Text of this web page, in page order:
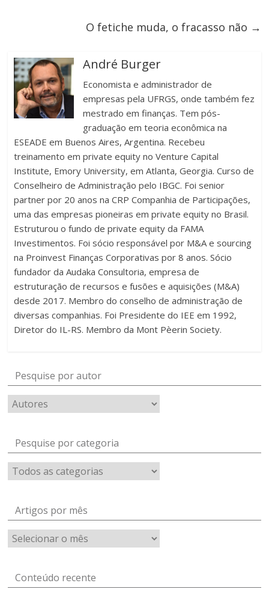
O fetiche muda, o fracasso não →
André Burger
Economista e administrador de
empresas pela UFRGS, onde também fez
mestrado em finanças. Tem pós-
graduação em teoria econômica na
ESEADE em Buenos Aires, Argentina. Recebeu
treinamento em private equity no Venture Capital
Institute, Emory University, em Atlanta, Georgia. Curso de
Conselheiro de Administração pelo IBGC. Foi senior
partner por 20 anos na CRP Companhia de Participações,
uma das empresas pioneiras em private equity no Brasil.
Estruturou o fundo de private equity da FAMA
Investimentos. Foi sócio responsável por M&A e sourcing
na Proinvest Finanças Corporativas por 8 anos. Sócio
fundador da Audaka Consultoria, empresa de
estruturação de recursos e fusões e aquisições (M&A)
desde 2017. Membro do conselho de administração de
diversas companhias. Foi Presidente do IEE em 1992,
Diretor do IL-RS. Membro da Mont Pèerin Society.
Pesquise por autor
Pesquise por categoria
Artigos por mês
Artigos
por
Conteúdo recente